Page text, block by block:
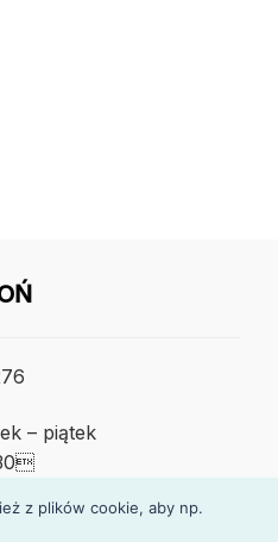
– piątek
z plików cookie, aby np.